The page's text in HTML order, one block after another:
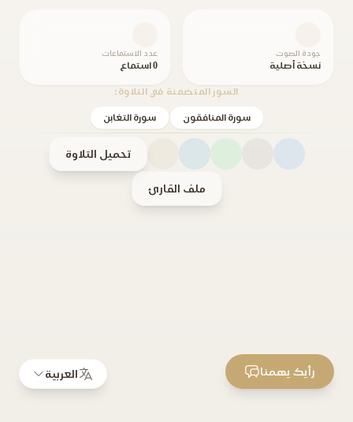
جودة الصوت
نسخة أصلية
عدد الاستماعات
0 استماع
السور المتضمنة في التلاوة:
سورة المنافقون سورة التغابن
تحميل التلاوة
ملف القارئ
العربية رأيك يهمنا